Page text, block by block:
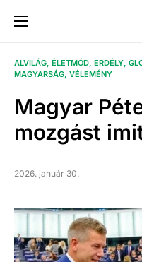
ALVILÁG ÉLETMÓD ERDÉLY
MAGYARSÁG VÉLEMÉNY
Magyar
mozgást
2026. január 30.